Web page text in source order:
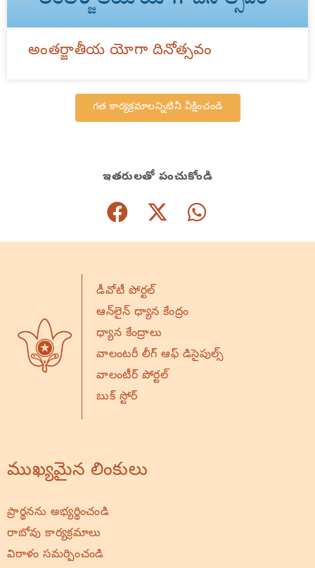
అంతర్జాతీయ యోగా దినోత్సవం
గత కార్యక్రమాలన్నిటినీ వీక్షించండి
ఇతరులతో పంచుకోండి
డీవోటీ పోర్టల్
ఆన్‌లైన్ ధ్యాన కేంద్రం
ధ్యాన కేంద్రాలు
వాలంటరీ లీగ్ ఆఫ్ డిసైపుల్స్
వాలంటీర్ పోర్టల్
బుక్ స్టోర్
ముఖ్యమైన లింకులు
ప్రార్థనను అభ్యర్థించండి
రాబోవు కార్యక్రమాలు
విరాళం సమర్పించండి